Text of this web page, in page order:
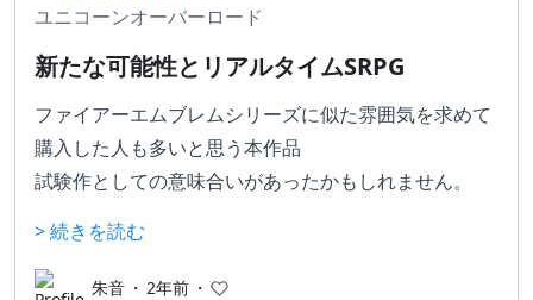
ユニコーンオーバーロード
新たな可能性とリアルタイムSRPG
ファイアーエムブレムシリーズに似た雰囲気を求めて
購入した人も多いと思う本作品
試験作としての意味合いがあったかもしれません。
ィはどういった強みを持たせて戦うか？
そういった新たな形をもったいいシステムだったと思
> 続きを読む
朱音 ・ 2年前 ・